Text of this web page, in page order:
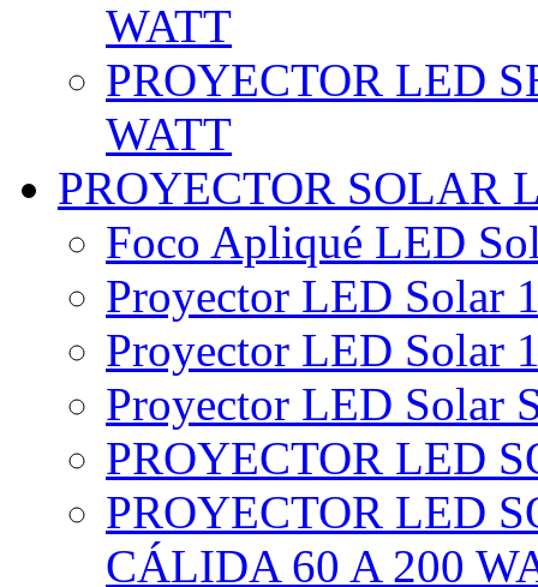
WATT
PROYECTOR LED
WATT
PROYECTOR SOLAR
Foco Apliqué LED
Proyector LED Solar
Proyector LED Solar
Proyector LED Solar
PROYECTOR LED
PROYECTOR LED
CÁLIDA 60 A 200